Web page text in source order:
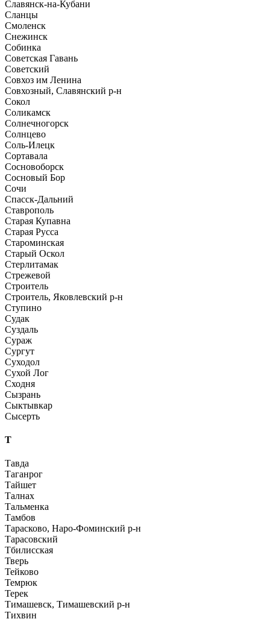
Славянск-на-Кубани
Сланцы
Смоленск
Снежинск
Собинка
Советская Гавань
Советский
Совхоз им Ленина
Совхозный, Славянский р-н
Сокол
Соликамск
Солнечногорск
Солнцево
Соль-Илецк
Сортавала
Сосновоборск
Сосновый Бор
Сочи
Спасск-Дальний
Ставрополь
Старая Купавна
Старая Русса
Староминская
Старый Оскол
Стерлитамак
Стрежевой
Строитель
Строитель, Яковлевский р-н
Ступино
Судак
Суздаль
Сураж
Сургут
Суходол
Сухой Лог
Сходня
Сызрань
Сыктывкар
Сысерть
Т
Тавда
Таганрог
Тайшет
Талнах
Тальменка
Тамбов
Тарасково, Наро-Фоминский р-н
Тарасовский
Тбилисская
Тверь
Тейково
Темрюк
Терек
Тимашевск, Тимашевский р-н
Тихвин